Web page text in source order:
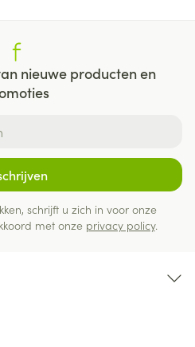
nieuwe producten en
schrijft u zich in voor onze
met onze privacy policy.